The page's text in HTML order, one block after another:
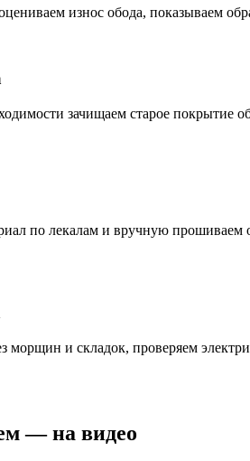
износ обода, показываем
зачищаем старое покрытие
по лекалам и вручную прошиваем
морщин и складок, проверяем
— на видео